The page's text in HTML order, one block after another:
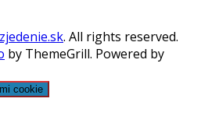
. All rights reserved.
by ThemeGrill. Powered by
cookie